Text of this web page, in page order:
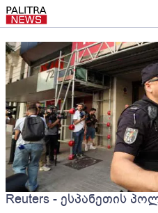
Reuters - ესპანეთის